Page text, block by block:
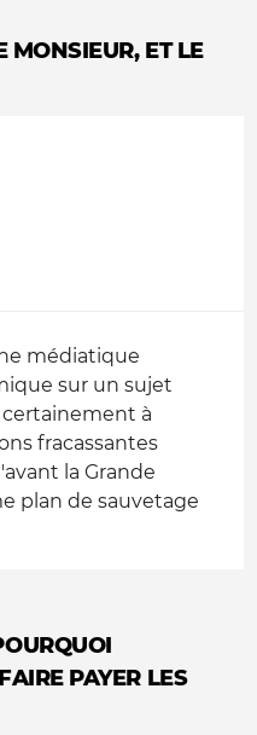
MONSIEUR, ET LE
médiatique
sur un sujet
à
fracassantes
la Grande
plan de sauvetage
PAYER LES